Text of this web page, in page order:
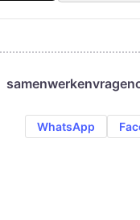
samenwerkenvragen
WhatsApp